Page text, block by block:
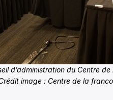
d’administration du Centre
image : Centre de la